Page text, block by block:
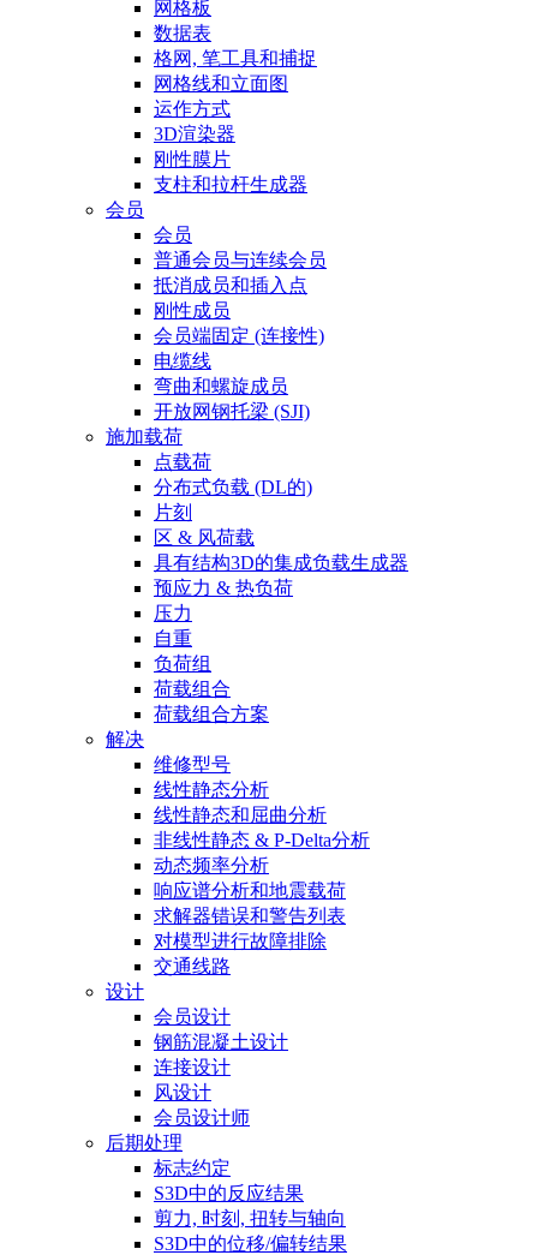
网格板
数据表
格网, 笔工具和捕捉
网格线和立面图
运作方式
3D渲染器
刚性膜片
支柱和拉杆生成器
会员
会员
普通会员与连续会员
抵消成员和插入点
刚性成员
会员端固定 (连接性)
电缆线
弯曲和螺旋成员
开放网钢托梁 (SJI)
施加载荷
点载荷
分布式负载 (DL的)
片刻
区 & 风荷载
具有结构3D的集成负载生成器
预应力 & 热负荷
压力
自重
负荷组
荷载组合
荷载组合方案
解决
维修型号
线性静态分析
线性静态和屈曲分析
非线性静态 & P-Delta分析
动态频率分析
响应谱分析和地震载荷
求解器错误和警告列表
对模型进行故障排除
交通线路
设计
会员设计
钢筋混凝土设计
连接设计
风设计
会员设计师
后期处理
标志约定
S3D中的反应结果
剪力, 时刻, 扭转与轴向
S3D中的位移/偏转结果